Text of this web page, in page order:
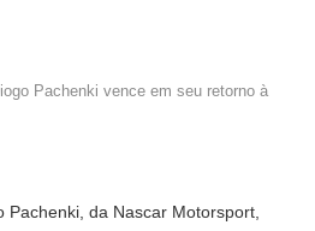
Pachenki vence em seu retorno à
da Nascar Motorsport,